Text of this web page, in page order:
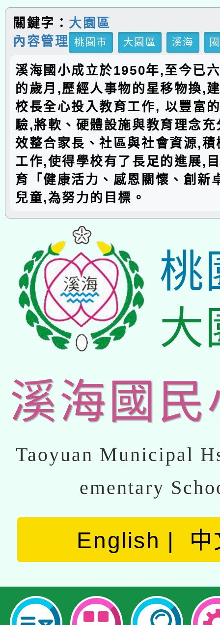
關鍵字： 大園區
內容管理
桃園市 大園區 溪海
溪海國小成立於1950年,至今已
的歲月,歷經人事物的星移物換,
校長全心投入教育工作, 以豐富
驗,將軟、硬體設施與教育理念
效整合家長、社區與社會資源,
工作,使得學校有了長足的進展,
育「健康活力、感恩關懷、創新
兒童,為努力的目標。
桃
大
溪海國民
Taoyuan Municipal
ementary
English 中